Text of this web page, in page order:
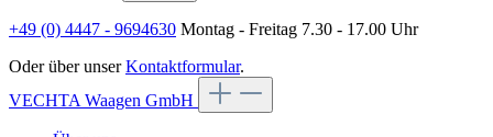
+49 (0) 4447 - 9694630 Montag - Freitag 7.30 - 17.00 Uhr
Oder über unserKontaktformular.
VECHTA Waagen GmbH